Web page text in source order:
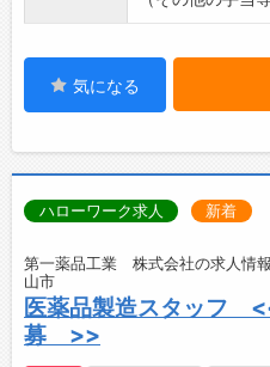
・社員同士の仲
・20代～30代
に合った目標を
【先輩社員の声
スに合わせて進
時間が過ぎまし
「お客様一人ひ
があり、丁寧に
『こんなに親切
気になる
ハローワーク求人 新着
第一薬品工業 株式会社の求人情
山市
医薬品製造スタッフ
募 >>